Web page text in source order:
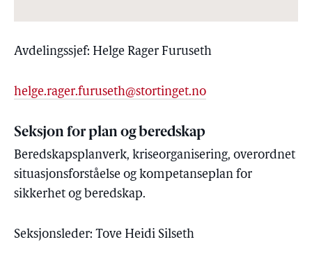
Avdelingssjef: Helge Rager Furuseth
helge.rager.furuseth@stortinget.no
Seksjon for plan og beredskap
Beredskapsplanverk, kriseorganisering, overordnet
situasjonsforståelse og kompetanseplan for
sikkerhet og beredskap.
Seksjonsleder: Tove Heidi Silseth